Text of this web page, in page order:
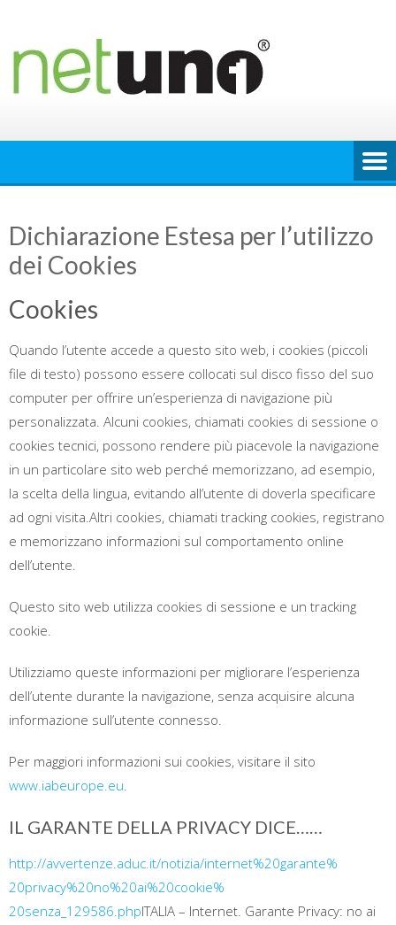
content
Dichiarazione Estesa per l’utilizzo
dei Cookies
Cookies
Quando l’utente accede a questo sito web, i cookies (piccoli
file di testo) possono essere collocati sul disco fisso del suo
computer per offrire un’esperienza di navigazione più
personalizzata. Alcuni cookies, chiamati cookies di sessione o
cookies tecnici, possono rendere più piacevole la navigazione
in un particolare sito web perché memorizzano, ad esempio,
la scelta della lingua, evitando all’utente di doverla specificare
ad ogni visita.Altri cookies, chiamati tracking cookies, registrano
e memorizzano informazioni sul comportamento online
dell’utente.
Questo sito web utilizza cookies di sessione e un tracking
cookie.
Utilizziamo queste informazioni per migliorare l’esperienza
dell’utente durante la navigazione, senza acquisire alcuna
informazione sull’utente connesso.
Per maggiori informazioni sui cookies, visitare il sito
www.iabeurope.eu.
IL GARANTE DELLA PRIVACY DICE……
http://avvertenze.aduc.it/notizia/internet%20garante%
20privacy%20no%20ai%20cookie%
20senza_129586.phpITALIA – Internet. Garante Privacy: no ai